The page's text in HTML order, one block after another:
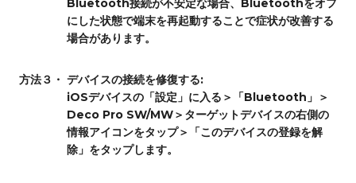
Bluetooth接続が不安定な場合、Bluetoothをオフ
にした状態で端末を再起動することで症状が改善する
場合があります。
方法３・ デバイスの接続を修復する:
iOSデバイスの「設定」に入る＞「Bluetooth」＞
Deco Pro SW/MW＞ターゲットデバイスの右側の
情報アイコンをタップ＞「このデバイスの登録を解
除」をタップします。